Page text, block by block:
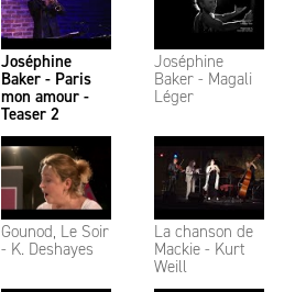
Joséphine
Baker - Paris
mon amour -
Teaser 2
Joséphine
Baker - Magali
Léger
Gounod, Le Soir
- K. Deshayes
La chanson de
Mackie - Kurt
Weill